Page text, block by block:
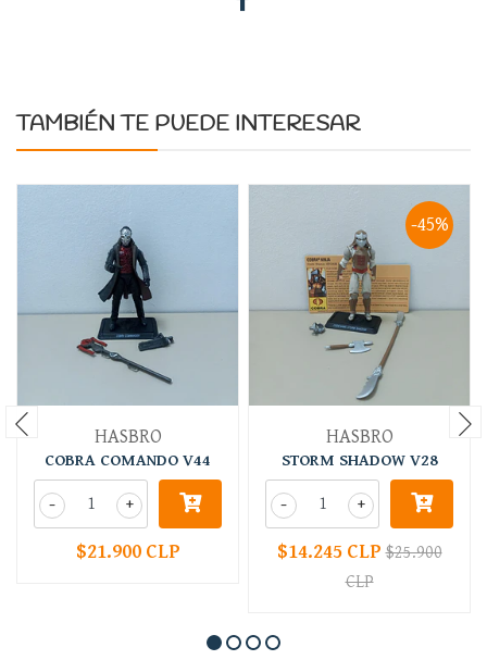
TAMBIÉN TE PUEDE INTERESAR
HASBRO
COBRA COMANDO V44
+
-
$21.900 CLP
-45%
HASBRO
STORM SHADOW V28
+
-
$14.245 CLP$25.900
CLP